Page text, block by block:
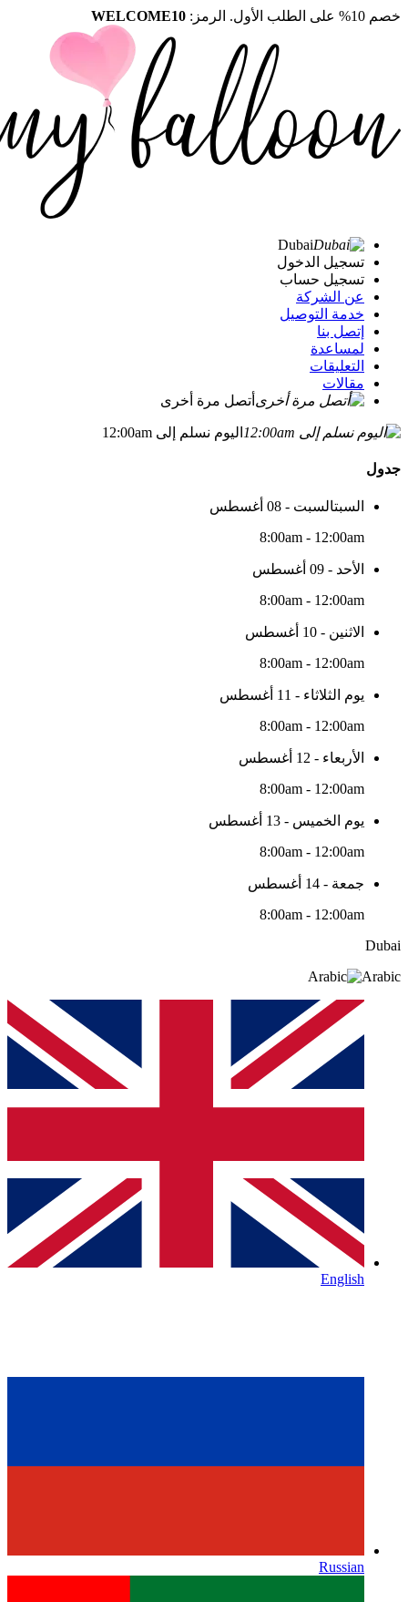
خصم 10% على الطلب الأول. الرمز: WELCOME10
Dubai
تسجيل الدخول
تسجيل حساب
عن الشركة
خدمة التوصيل
إتصل بنا
لمساعدة
التعليقات
مقالات
أتصل مرة أخرى
اليوم نسلم إلى 12:00am
جدول
السبتالسبت - 08 أغسطس
8:00am - 12:00am
الأحد - 09 أغسطس
8:00am - 12:00am
الاثنين - 10 أغسطس
8:00am - 12:00am
يوم الثلاثاء - 11 أغسطس
8:00am - 12:00am
الأربعاء - 12 أغسطس
8:00am - 12:00am
يوم الخميس - 13 أغسطس
8:00am - 12:00am
جمعة - 14 أغسطس
8:00am - 12:00am
Dubai
Arabic
English
Russian